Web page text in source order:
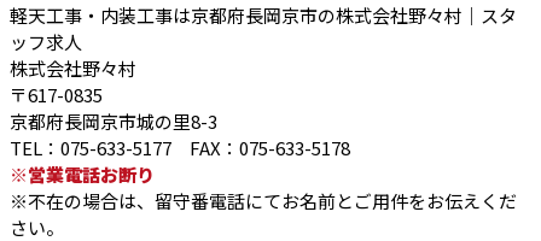
軽天工事・内装工事は京都府長岡京市の株式会社野々村｜スタ
ッフ求人
株式会社野々村
〒617-0835
京都府長岡京市城の里8-3
TEL：075-633-5177 FAX：075-633-5178
※営業電話お断り
※不在の場合は、留守番電話にてお名前とご用件をお伝えくだ
さい。